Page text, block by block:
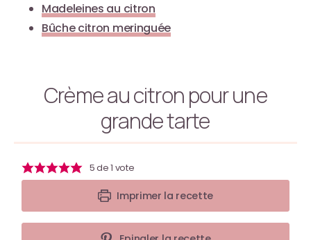
Madeleines au citron
Bûche citron meringuée
Crème au citron pour une
grande tarte
5de 1 vote
Imprimer la recette